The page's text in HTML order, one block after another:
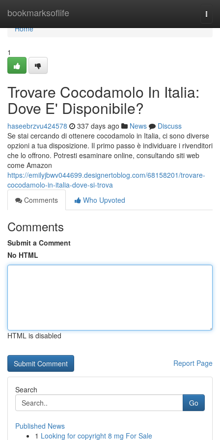
bookmarksoflife
Home
Home
1
Trovare Cocodamolo In Italia:
Dove E' Disponibile?
haseebrzvu424578 337 days ago News
Discuss
Se stai cercando di ottenere cocodamolo in Italia, ci sono diverse
opzioni a tua disposizione. Il primo passo è individuare i rivenditori
che lo offrono. Potresti esaminare online, consultando siti web
come Amazon
https://emilyjbwv044699.designertoblog.com/68158201/trovare-
cocodamolo-in-italia-dove-si-trova
Comments
Who Upvoted
Comments
Submit a Comment
No HTML
HTML is disabled
Report Page
Search
Go
Published News
1 Looking for copyright 8 mg For Sale